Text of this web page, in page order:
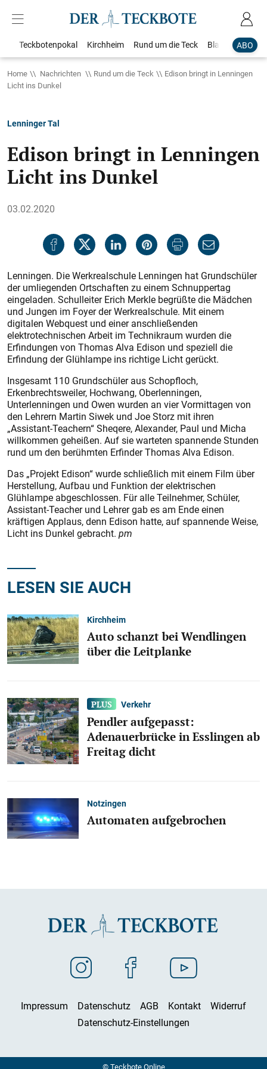
ABO
Teckbotenpokal Kirchheim Rund um die Teck Blaulicht
Home Nachrichten Rund um die Teck
Edison bringt in Lenningen
Licht ins Dunkel
Lenninger Tal
Edison bringt in Lenningen
Licht ins Dunkel
03.02.2020
Lenningen. Die Werkrealschule Lenningen hat Grundschüler
der umliegenden Ortschaften zu einem Schnuppertag
eingeladen. Schulleiter Erich Merkle begrüßte die Mädchen
und Jungen im Foyer der Werkrealschule. Mit einem
digitalen Webquest und einer anschließenden
elektrotechnischen Arbeit im Technikraum wurden die
Erfindungen von Thomas Alva Edison und speziell die
Erfindung der Glühlampe ins richtige Licht gerückt.
Insgesamt 110 Grundschüler aus Schopfloch,
Erkenbrechtsweiler, Hochwang, Oberlenningen,
Unterlenningen und Owen wurden an vier Vormittagen von
den Lehrern Martin Siwek und Joe Storz mit ihren
„Assistant-Teachern“ Sheqere, Alexander, Paul und Micha
willkommen geheißen. Auf sie warteten spannende Stunden
rund um den berühmten Erfinder Thomas Alva Edison.
Das „Projekt Edison“ wurde schließlich mit einem Film über
Herstellung, Aufbau und Funktion der elektrischen
Glühlampe abgeschlossen. Für alle Teilnehmer, Schüler,
Assistant-Teacher und Lehrer gab es am Ende einen
kräftigen Applaus, denn Edison hatte, auf spannende Weise,
Licht ins Dunkel gebracht. pm
LESEN SIE AUCH
Kirchheim
Auto schanzt bei Wendlingen
über die Leitplanke
Verkehr
Pendler aufgepasst:
Adenauerbrücke in Esslingen ab
Freitag dicht
Notzingen
Automaten aufgebrochen
Impressum Datenschutz AGB Kontakt
Widerruf
Datenschutz-Einstellungen
© Teckbote Online